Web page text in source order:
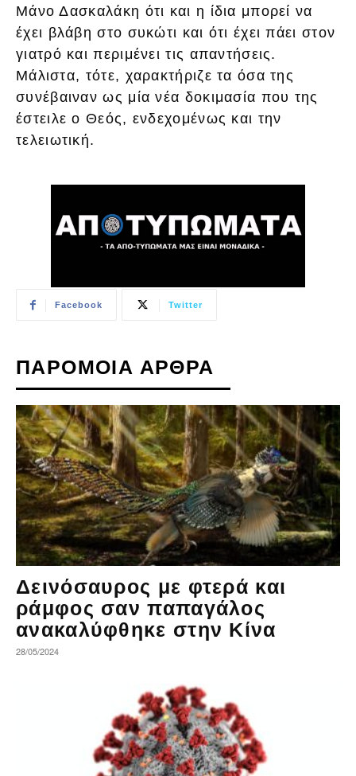
Μάνο Δασκαλάκη ότι και η ίδια μπορεί να
έχει βλάβη στο συκώτι και ότι έχει πάει στον
γιατρό και περιμένει τις απαντήσεις.
Μάλιστα, τότε, χαρακτήριζε τα όσα της
συνέβαιναν ως μία νέα δοκιμασία που της
έστειλε ο Θεός, ενδεχομένως και την
τελειωτική.
Facebook Twitter
ΠΑΡΟΜΟΙΑ ΑΡΘΡΑ
Δεινόσαυρος με φτερά και
ράμφος σαν παπαγάλος
ανακαλύφθηκε στην Κίνα
28/05/2024